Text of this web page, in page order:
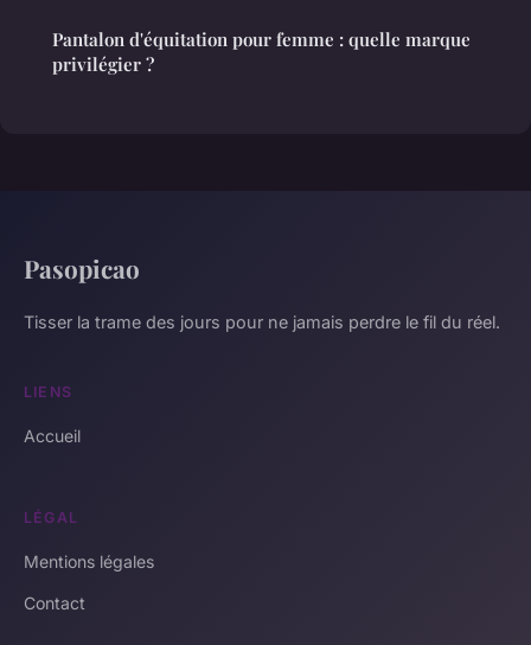
Pantalon d'équitation pour femme : quelle marque
privilégier ?
Pasopicao
Tisser la trame des jours pour ne jamais perdre le fil du réel.
LIENS
Accueil
LÉGAL
Mentions légales
Contact